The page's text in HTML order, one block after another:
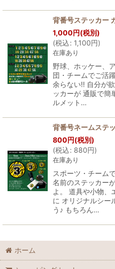
背番号ステッカー
1,000円(税別)
(税込: 1,100円)
在庫あり
野球、ホッケー、
団・チームでご活
余らない!! 自分が
ッカーが 通販で簡
ルメット…
背番号ネームステ
800円(税別)
(税込: 880円)
在庫あり
スポーツ・チーム
名前のステッカー
よ。 道具や小物、
に オリジナルシー
う♪ もちろん…
ホーム